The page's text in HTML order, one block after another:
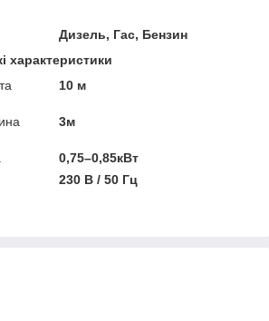
Дизель, Гас, Бензин
характеристики
10 м
3м
0,75–0,85кВт
230 В / 50 Гц